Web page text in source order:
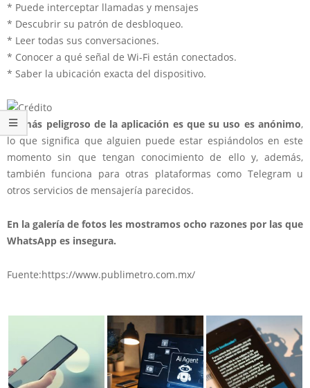
* Puede interceptar llamadas y mensajes
* Descubrir su patrón de desbloqueo.
* Leer todas sus conversaciones.
* Conocer a qué señal de Wi-Fi están conectados.
* Saber la ubicación exacta del dispositivo.
Lo más peligroso de la aplicación es que su uso es anónimo,
lo que significa que alguien puede estar espiándolos en este
momento sin que tengan conocimiento de ello y, además,
también funciona para otras plataformas como Telegram u
otros servicios de mensajería parecidos.
En la galería de fotos les mostramos ocho razones por las que
WhatsApp es insegura.
Fuente:https://www.publimetro.com.mx/